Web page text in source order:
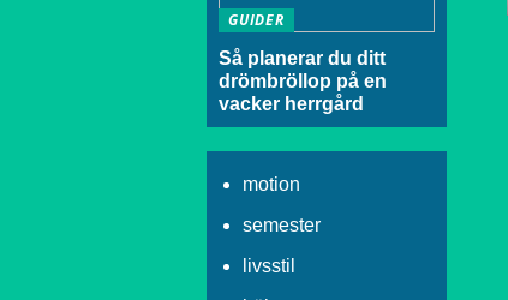
GUIDER
Så planerar du ditt
drömbröllop på en
vacker herrgård
motion
semester
livsstil